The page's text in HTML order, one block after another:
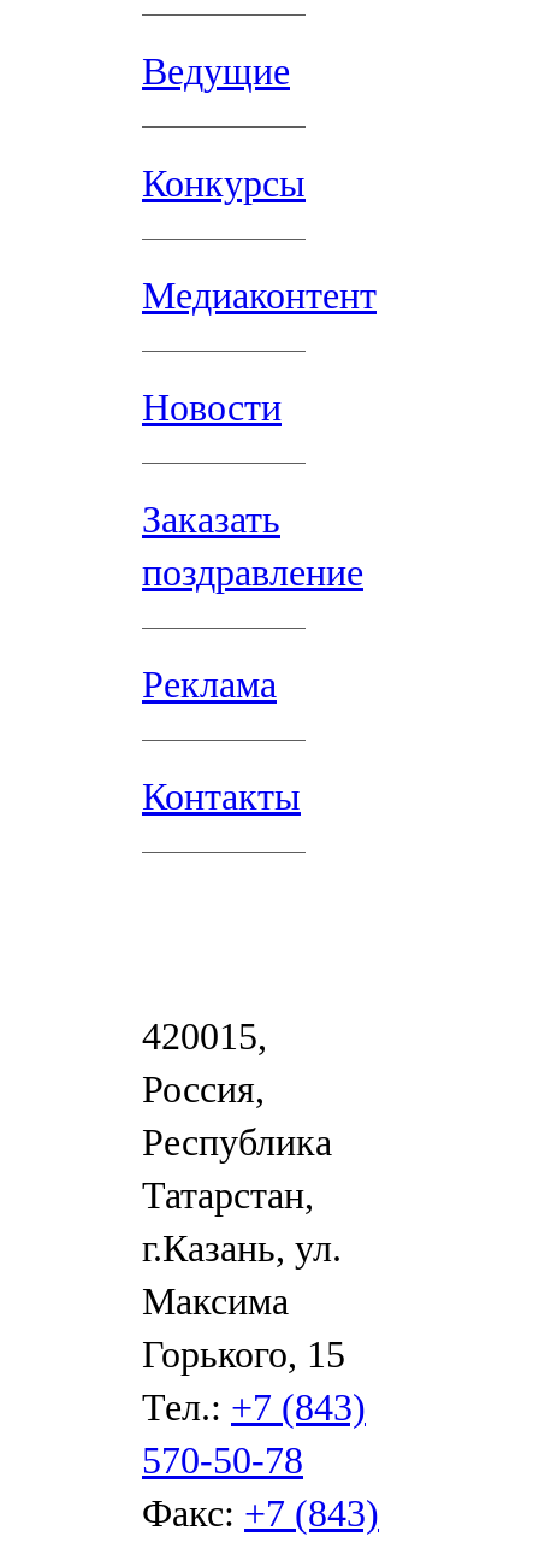
Ведущие
Конкурсы
Медиаконтент
Новости
Заказать
поздравление
Реклама
Контакты
420015,
Россия,
Республика
Татарстан,
г.Казань, ул.
Максима
Горького, 15
Тел.: +7 (843)
570-50-78
Факс: +7 (843)